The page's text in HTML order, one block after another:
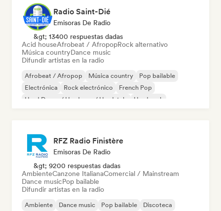
Radio Saint-Dié
Emisoras De Radio
&gt; 13400 respuestas dadas
Acid houseAfrobeat / AfropopRock alternativo
Música countryDance music
Difundir artistas en la radio
Afrobeat / Afropop Música country
Pop bailable
Electrónica
Rock electrónico
French Pop
Hard Dance / Hardcore / Hardstyle
Hard rock
RFZ Radio Finistère
Emisoras De Radio
&gt; 9200 respuestas dadas
AmbienteCanzone ItalianaComercial / Mainstream
Dance musicPop bailable
Difundir artistas en la radio
Ambiente Dance music Pop bailable
Discoteca